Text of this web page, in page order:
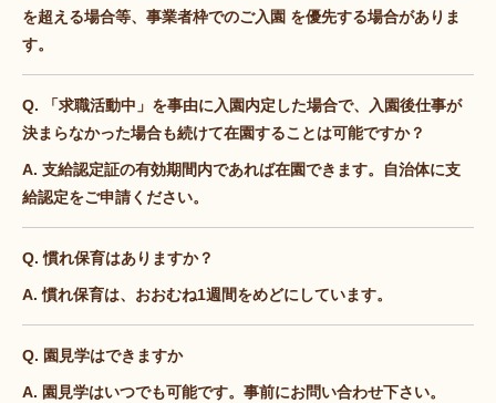
を超える場合等、事業者枠でのご入園 を優先する場合がありま
す。
Q. 「求職活動中」を事由に入園内定した場合で、入園後仕事が
決まらなかった場合も続けて在園することは可能ですか？
A. 支給認定証の有効期間内であれば在園できます。自治体に支
給認定をご申請ください。
Q. 慣れ保育はありますか？
A. 慣れ保育は、おおむね1週間をめどにしています。
Q. 園見学はできますか
A. 園見学はいつでも可能です。事前にお問い合わせ下さい。